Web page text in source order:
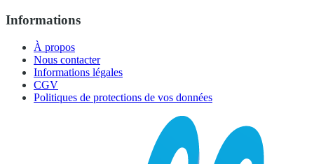
Informations
À propos
Nous contacter
Informations légales
CGV
Politiques de protections de vos données